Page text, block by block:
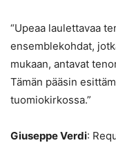
“Upeaa laulettavaa
ensemblekohdat,
mukaan, antavat
Tämän pääsin
tuomiokirkossa.”
Giuseppe Verdi: